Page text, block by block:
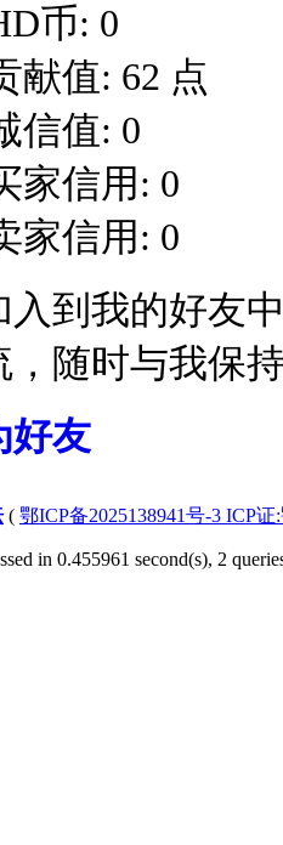
币: 0
献值: 62 点
信值: 0
家信用: 0
家信用: 0
入到我的好友
，随时与我保
好友
( 鄂ICP备2025138941号-3 ICP
in 0.455961 second(s), 2